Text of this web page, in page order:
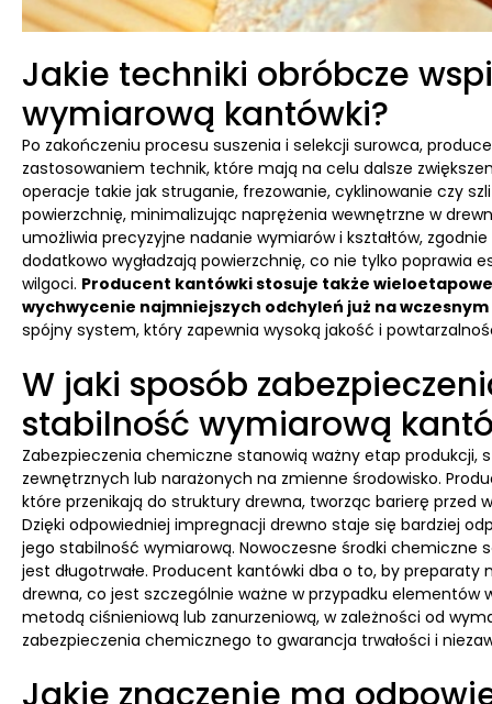
Jakie techniki obróbcze
wymiarową kantówki?
Po zakończeniu procesu suszenia i selekcji surowca,
zastosowaniem technik, które mają na celu dalsze
operacje takie jak struganie, frezowanie, cyklinowanie czy
powierzchnię, minimalizując naprężenia wewnętrzne w
umożliwia precyzyjne nadanie wymiarów i kształtów,
dodatkowo wygładzają powierzchnię, co nie tylko poprawia
wilgoci. Producent kantówki stosuje także
wychwycenie najmniejszych odchyleń już na
spójny system, który zapewnia wysoką jakość i
W jaki sposób
stabilność wymiarową
Zabezpieczenia chemiczne stanowią ważny etap
zewnętrznych lub narażonych na zmienne środowisko.
które przenikają do struktury drewna, tworząc barierę przed
Dzięki odpowiedniej impregnacji drewno staje się bardziej
jego stabilność wymiarową. Nowoczesne środki chemiczne
jest długotrwałe. Producent kantówki dba o to, by preparaty
drewna, co jest szczególnie ważne w przypadku
metodą ciśnieniową lub zanurzeniową, w zależności od
zabezpieczenia chemicznego to gwarancja trwałości i